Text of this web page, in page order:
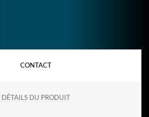
CONTACT
DÉTAILS DU PRODUIT